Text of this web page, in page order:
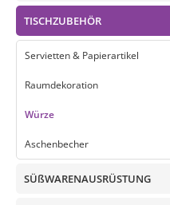
TISCHZUBEHÖR
Servietten & Papierartikel
Raumdekoration
Würze
Aschenbecher
SÜßWARENAUSRÜSTUNG